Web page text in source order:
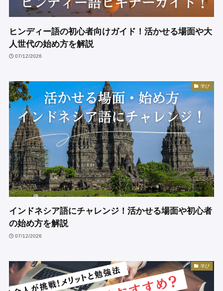
ヒンディー語の初心者向けガイド！活かせる場面や大
人世代の始め方を解説
07/12/2026
学び
インドネシア語にチャレンジ！活かせる場面や初心者
の始め方を解説
07/12/2026
学び